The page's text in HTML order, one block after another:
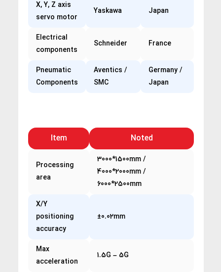
X, Y, Z axis
servo motor
Yaskawa Japan
Electrical
components
Schneider France
Pneumatic
Components
Aventics /
SMC
Germany /
Japan
Item Noted
Processing
area
3000*1500mm /
4000*2000mm /
6000*2500mm
X/Y
positioning
accuracy
±0.02mm
Max
acceleration
1.5G – 5G